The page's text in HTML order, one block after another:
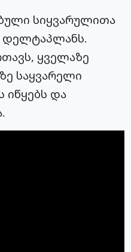
სიყვარულითა
დელტაპლანს.
ყველაზე
საყვარელი
იწყებს და